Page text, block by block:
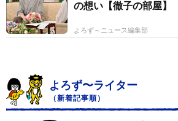
の想い【徹子の部屋】
よろず～ニュース編集部
よろず〜ライター
（新着記事順）